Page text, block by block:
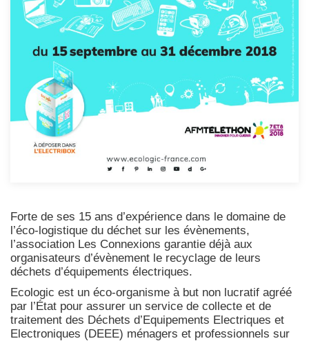
Forte de ses 15 ans d’expérience dans le domaine de
l’éco-logistique du déchet sur les évènements,
l’association Les Connexions garantie déjà aux
organisateurs d’évènement le recyclage de leurs
déchets d’équipements électriques.
Ecologic est un éco-organisme à but non lucratif agréé
par l’État pour assurer un service de collecte et de
traitement des Déchets d’Equipements Electriques et
Electroniques (DEEE) ménagers et professionnels sur